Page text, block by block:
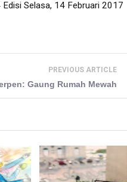
Edisi Selasa, 14 Februari 2017
PREVIOUS ARTICLE
Gaung Rumah Mewah